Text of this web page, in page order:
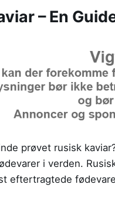
– En
prøvet rusisk
i verden.
eftertragtede